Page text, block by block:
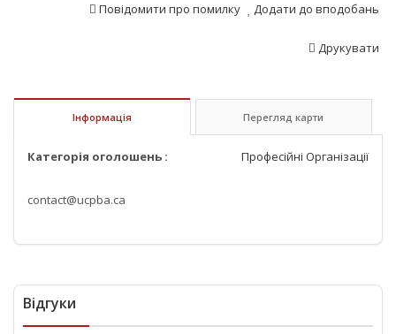
Додати до вподобань
Повідомити про помилку
Друкувати
Інформація Перегляд карти
Категорія оголошень : Професійні Організації
contact@ucpba.ca
Відгуки